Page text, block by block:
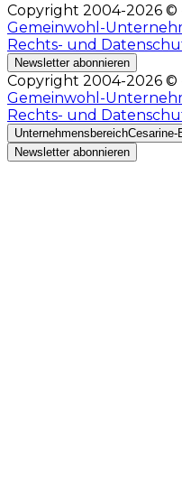
Copyright 2004-2026 ©
Gemeinwohl-
Rechts- und
Newsletter abonnieren
Copyright 2004-2026 ©
Gemeinwohl-
Rechts- und
UnternehmensbereichCesarine-
Newsletter abonnieren